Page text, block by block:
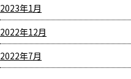
2023年1月
2022年12月
2022年7月